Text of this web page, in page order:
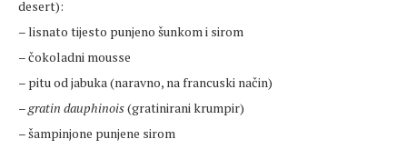
desert):
– lisnato tijesto punjeno šunkom i sirom
– čokoladni mousse
– pitu od jabuka (naravno, na francuski način)
–gratin dauphinois(gratinirani krumpir)
– šampinjone punjene sirom